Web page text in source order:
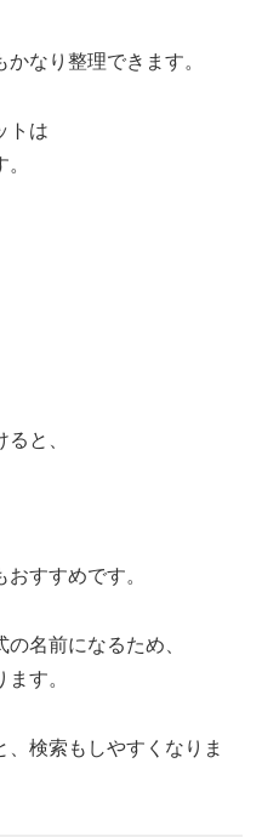
なり整理できます。
トは
と、
すすめです。
名前になるため、
す。
検索もしやすくなりま